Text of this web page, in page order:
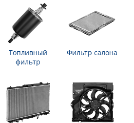
Топливный
фильтр
Фильтр салона